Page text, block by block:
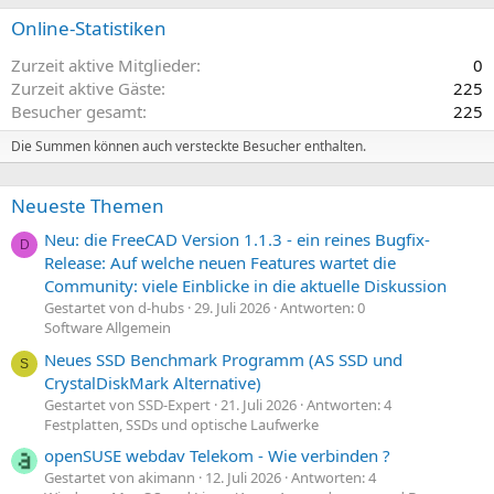
Online-Statistiken
Zurzeit aktive Mitglieder
0
Zurzeit aktive Gäste
225
Besucher gesamt
225
Die Summen können auch versteckte Besucher enthalten.
Neueste Themen
D
Neu: die FreeCAD Version 1.1.3 - ein reines Bugfix-
Release: Auf welche neuen Features wartet die
Community: viele Einblicke in die aktuelle Diskussion
Gestartet von d-hubs 29. Juli 2026 Antworten: 0
Software Allgemein
S
Neues SSD Benchmark Programm (AS SSD und
CrystalDiskMark Alternative)
Gestartet von SSD-Expert 21. Juli 2026 Antworten: 4
Festplatten, SSDs und optische Laufwerke
openSUSE webdav Telekom - Wie verbinden ?
Gestartet von akimann 12. Juli 2026 Antworten: 4